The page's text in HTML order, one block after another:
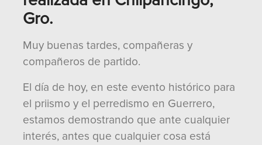
Gro.
Muy buenas tardes, compañeras y
compañeros de partido.
El día de hoy, en este evento histórico para
el priismo y el perredismo en Guerrero,
estamos demostrando que ante cualquier
interés, antes que cualquier cosa está